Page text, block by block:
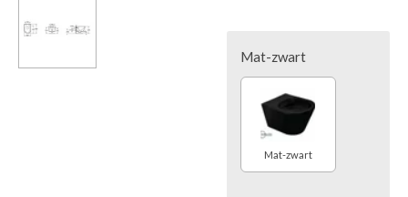
Mat-zwart
Mat-zwart